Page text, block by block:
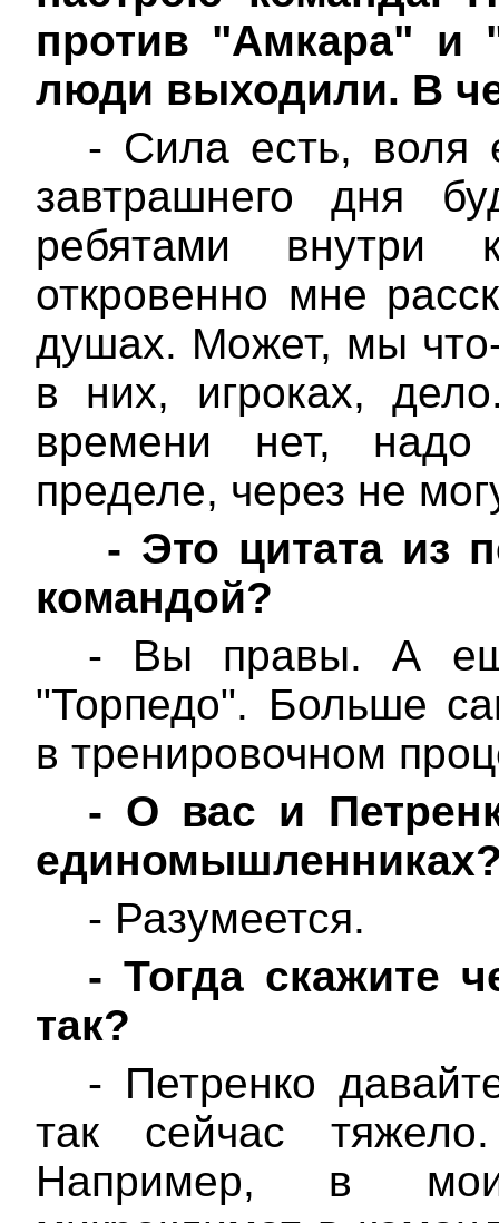
против "Амкара" и
люди выходили. В
- Сила есть, воля
завтрашнего дня
ребятами внутри
откровенно мне
душах. Может, мы
в них, игроках,
времени нет, надо
пределе, через не
- Это цитата из
командой?
- Вы правы. А
"Торпедо". Больше
в тренировочном
- О вас и
- Разумеется.
- Тогда скажите
так?
- Петренко
так сейчас
Например, в мои